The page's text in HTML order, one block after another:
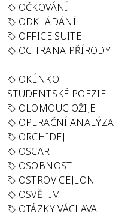
OČKOVÁNÍ
ODKLÁDÁNÍ
OFFICE SUITE
OCHRANA PŘÍRODY
OKÉNKO
STUDENTSKÉ POEZIE
OLOMOUC OŽIJE
OPERAČNÍ ANALÝZA
ORCHIDEJ
OSCAR
OSOBNOST
OSTROV CEJLON
OSVĚTIM
OTÁZKY VÁCLAVA